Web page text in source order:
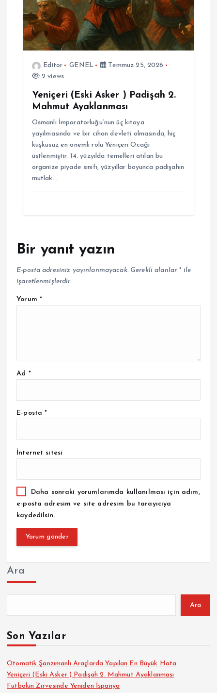
Editor GENEL
Temmuz 25, 2026
2 views
Yeniçeri (Eski Asker ) Padişah 2.
Mahmut Ayaklanması
Osmanlı İmparatorluğu’nun üç kıtaya
yayılmasında ve bir cihan devleti olmasında, hiç
kuşkusuz en önemli rolü Yeniçeri Ocağı
üstlenmiştir. 14. yüzyılda temelleri atılan bu
organize piyade sınıfı, yüzyıllar boyunca padişahın
mutlak…
Bir yanıt yazın
E-posta adresiniz yayınlanmayacak. Gerekli alanlar *ile
işaretlenmişlerdir
Yorum *
Ad *
E-posta*
İnternet sitesi
Daha sonraki yorumlarımda kullanılması için adım,
e-posta adresim ve site adresim bu tarayıcıya
kaydedilsin.
Ara
Ara
Son Yazılar
Otomatik Şanzımanlı Araçlarda Yapılan En Büyük Hata
Yeniçeri (Eski Asker ) Padişah 2. Mahmut Ayaklanması
Futbolun Zirvesinde Yeniden İspanya